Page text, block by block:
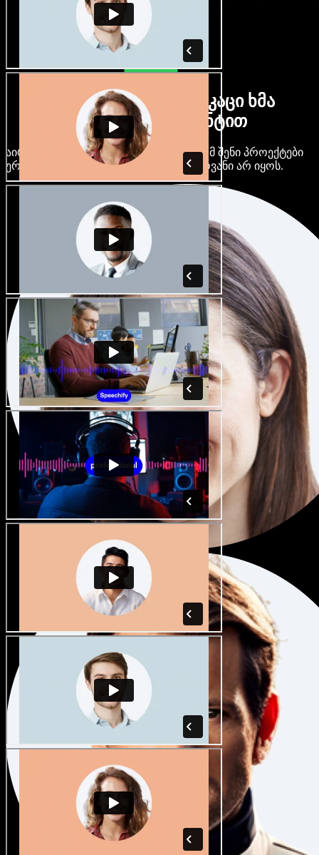
ბევრი ქალი და მამაკაცი ხმა
ნებისმიერი აქცენტით
აირჩიე ასობით AI ხმა და აქცენტი, რომ შენი პროექტები
ერთმანეთს არ ჰგავდეს და ერთფეროვანი არ იყოს.